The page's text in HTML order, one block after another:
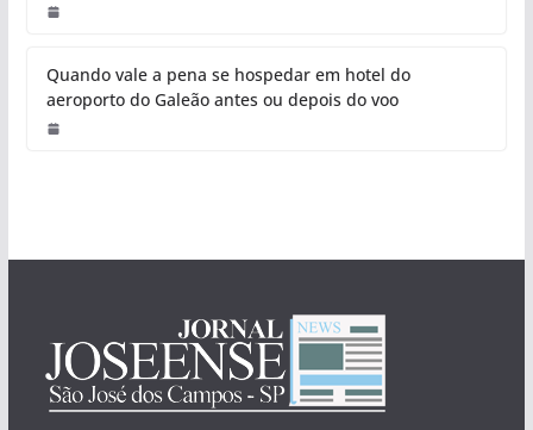
Quando vale a pena se hospedar em hotel do
aeroporto do Galeão antes ou depois do voo